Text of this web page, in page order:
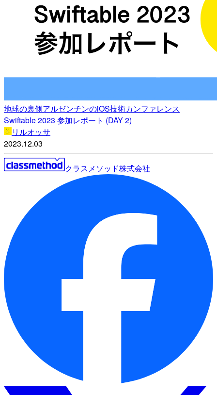
地球の裏側アルゼンチンのiOS技術カンファレンス
Swiftable 2023 参加レポート (DAY 2)
リルオッサ
2023.12.03
クラスメソッド株式会社